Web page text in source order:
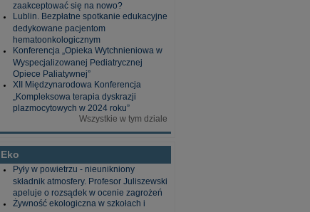
zaakceptować się na nowo?
Lublin. Bezpłatne spotkanie edukacyjne
dedykowane pacjentom
hematoonkologicznym
Konferencja „Opieka Wytchnieniowa w
Wyspecjalizowanej Pediatrycznej
Opiece Paliatywnej”
XII Międzynarodowa Konferencja
„Kompleksowa terapia dyskrazji
plazmocytowych w 2024 roku”
Wszystkie w tym dziale
Eko
Pyły w powietrzu - nieunikniony
składnik atmosfery. Profesor Juliszewski
apeluje o rozsądek w ocenie zagrożeń
Żywność ekologiczna w szkołach i